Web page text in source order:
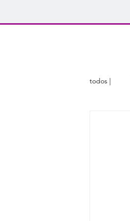
todos |